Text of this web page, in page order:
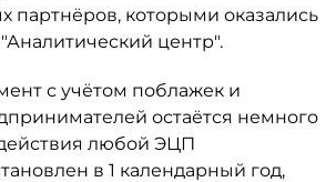
партнёров, которыми оказались
центр".
с учётом поблажек и
остаётся немного
любой ЭЦП
в 1 календарный год,